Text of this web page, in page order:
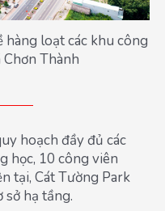
loạt các khu công
Thành
hoạch đầy đủ các
học, 10 công viên
tại, Cát Tường Park
sở hạ tầng.